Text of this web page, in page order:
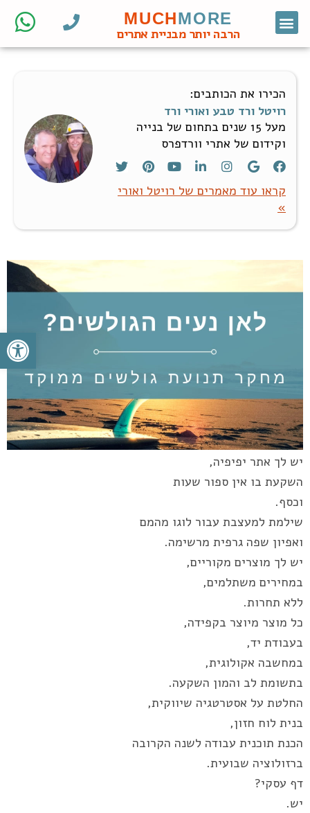
MUCHMORE
הרבה יותר מבניית אתרים
הכירו את הכותבים:
רויטל ורד טבע ואורי ורד
מעל 15 שנים בתחום של בנייה
וקידום של אתרי וורדפרס
קראו עוד מאמרים של רויטל ואורי
»
יש לך אתר יפיפיה,
השקעת בו אין ספור שעות
וכסף.
שילמת למעצבת עבור לוגו מהמם
ואפיון שפה גרפית מרשימה.
יש לך מוצרים מקוריים,
במחירים משתלמים,
ללא תחרות.
כל מוצר מיוצר בקפידה,
בעבודת יד,
במחשבה אקולוגית,
בתשומת לב והמון השקעה.
החלטת על אסטרטגיה שיווקית,
בנית לוח חזון,
הכנת תוכנית עבודה לשנה הקרובה
ברזולוציה שבועית.
דף עסקי?
יש.
פתח